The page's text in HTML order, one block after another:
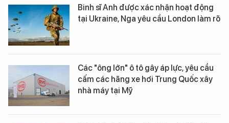
Binh sĩ Anh được xác nhận hoạt động
tại Ukraine, Nga yêu cầu London làm rõ
Các "ông lớn" ô tô gây áp lực, yêu cầu
cấm các hãng xe hơi Trung Quốc xây
nhà máy tại Mỹ